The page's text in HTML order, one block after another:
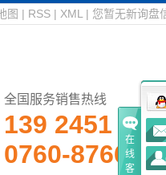
图 | RSS | XML | 您暂无新询盘
全国服务销售热线
139 2451
0760-
在
线
客